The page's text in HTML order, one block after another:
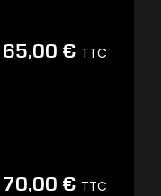
65,00 € TTC
70,00 € TTC